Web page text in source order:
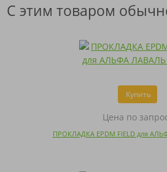
С этим товаром
Купить
Цена по
ПРОКЛАДКА EPDM FIELD для